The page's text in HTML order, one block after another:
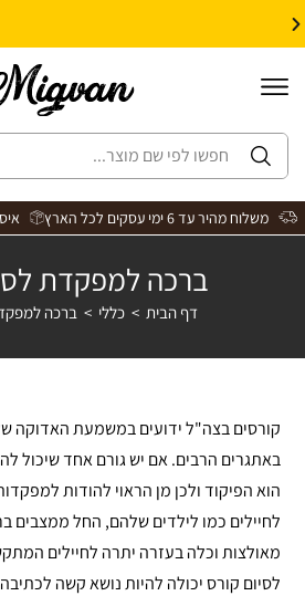
משלוח מהיר עד 6 ימי עסקים לכל הארץ
ברכה למפקדת
דף הבית > כללי > ברכה
קורסים בצה"ל ידועים במשמעת האדוקה
באתגרים הרבים. אם יש גורם אחד שיכול
הוא הפיקוד ולכן מן הראוי להודות
לחיילים כמו לילדים שלהם, החל ממצבים
מאולצות וכלה בעזרה יתרה לחיילים
לסיום קורס יכולה להיות נושא קשה